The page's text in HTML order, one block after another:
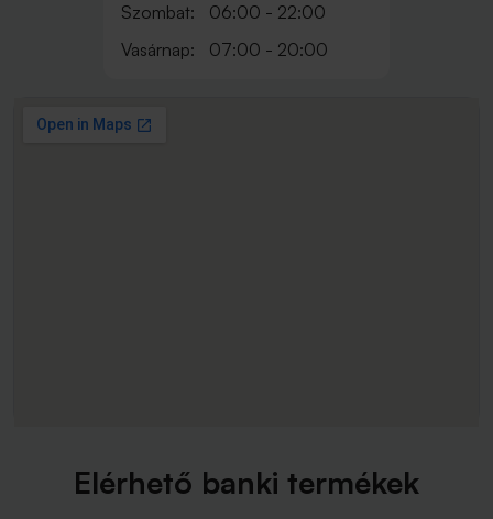
Szombat:
06:00 - 22:00
Vasárnap:
07:00 - 20:00
Elérhető banki termékek